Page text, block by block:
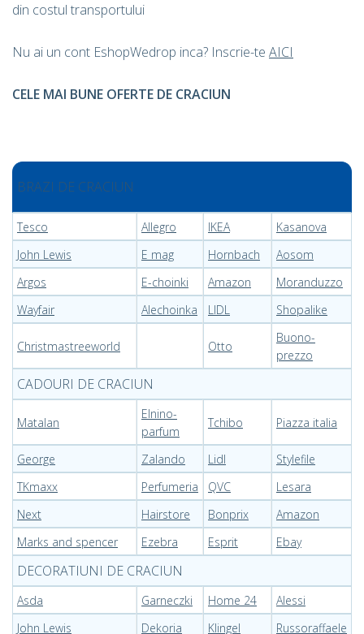
din costul transportului
Nu ai un cont EshopWedrop inca? Inscrie-te AICI
CELE MAI BUNE OFERTE DE CRACIUN
BRAZI DE CRACIUN
Tesco Allegro IKEA
Kasanova
John Lewis
E mag Hornbach
Aosom
Argos
E-choinki Amazon
Moranduzzo
Wayfair
Alechoinka LIDL Shopalike
Christmastreeworld Otto
Buono-
prezzo
CADOURI DE CRACIUN
Matalan
Elnino-
parfum
Tchibo Piazza italia
George Zalando Lidl
Stylefile
TKmaxx
Perfumeria QVC
Lesara
Next
Hairstore Bonprix
Amazon
Marks and spencer
Ezebra Esprit Ebay
DECORATIUNI DE CRACIUN
Asda Garneczki Home 24
Alessi
John Lewis
Dekoria Klingel
Russoraffaele